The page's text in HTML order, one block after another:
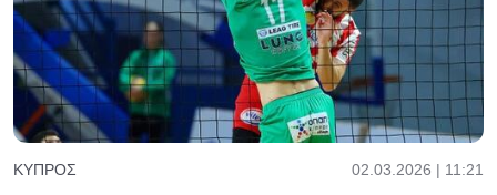
ΚΎΠΡΟΣ 02.03.2026 | 11:21